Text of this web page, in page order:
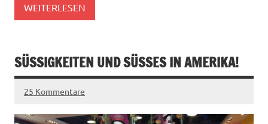
WEITERLESEN
SÜSSIGKEITEN UND SÜSSES IN AMERIKA!
25 Kommentare